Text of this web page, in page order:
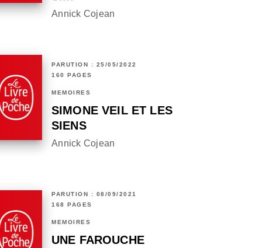
Annick Cojean
PARUTION : 25/05/2022
160 PAGES
MÉMOIRES
SIMONE VEIL ET LES
SIENS
Annick Cojean
PARUTION : 08/09/2021
168 PAGES
MÉMOIRES
UNE FAROUCHE